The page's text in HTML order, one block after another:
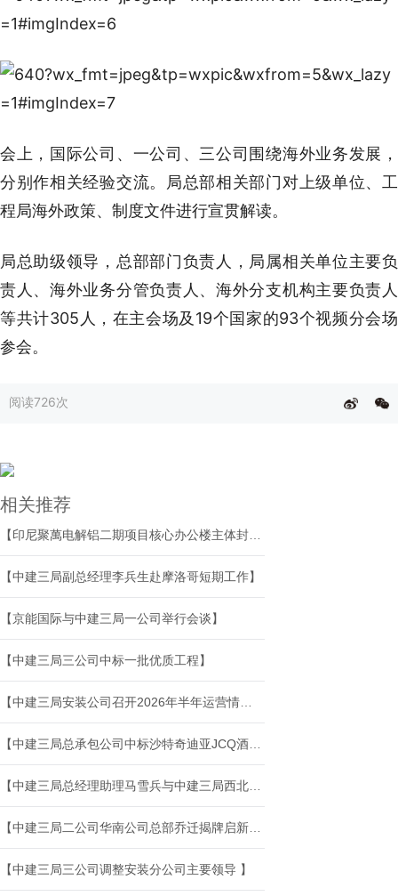
会上，国际公司、一公司、三公司围绕海外业务发展，
分别作相关经验交流。局总部相关部门对上级单位、工
程局海外政策、制度文件进行宣贯解读。
局总助级领导，总部部门负责人，局属相关单位主要负
责人、海外业务分管负责人、海外分支机构主要负责人
等共计305人，在主会场及19个国家的93个视频分会场
参会。
阅读726次
相关推荐
【中建三局副总经理李兵生赴摩洛哥短期工作】
【京能国际与中建三局一公司举行会谈】
【中建三局三公司中标一批优质工程】
【中建三局三公司调整安装分公司主要领导 】